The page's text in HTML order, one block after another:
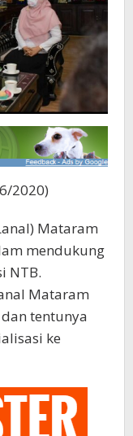
2020)
Mataram
mendukung
NTB.
Mataram
tentunya
ke